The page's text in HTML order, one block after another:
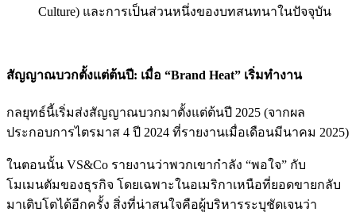
Culture) และการเป็นส่วนหนึ่งของบทสนทนาในปัจจุบัน
สัญญาณบวกตั้งแต่ต้นปี: เมื่อ “Brand Heat” เริ่มทำงาน
กลยุทธ์นี้เริ่มส่งสัญญาณบวกมาตั้งแต่ต้นปี 2025 (จากผล
ประกอบการไตรมาส 4 ปี 2024 ที่รายงานเมื่อเดือนมีนาคม 2025)
ในตอนนั้น VS&Co รายงานว่าพวกเขากำลัง “พอใจ” กับ
โมเมนตัมของธุรกิจ โดยเฉพาะในอเมริกาเหนือที่ยอดขายกลับ
มาเติบโตได้อีกครั้ง สิ่งที่น่าสนใจคือผู้บริหารระบุชัดเจนว่า